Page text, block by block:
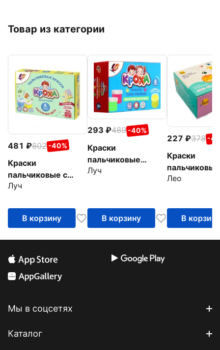
Товар из категории
481 802 -40%
Краски
пальчиковые с
раскраской, 6
Луч
В корзину
293 489 -40%
Краски
пальчиковые
флуоресцентные, 6
Луч
В корзину
227 378 -
Краски
пальчиковые
Расти, 4
Лео
В корзину
Мы в соцсетях
Каталог